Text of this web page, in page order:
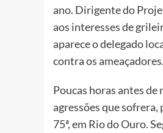
ano. Dirigente do
aos interesses de
aparece o delegado
contra os ameaçadores.
Poucas horas antes
agressões que sofrera,
75ª, em Rio do Ouro.